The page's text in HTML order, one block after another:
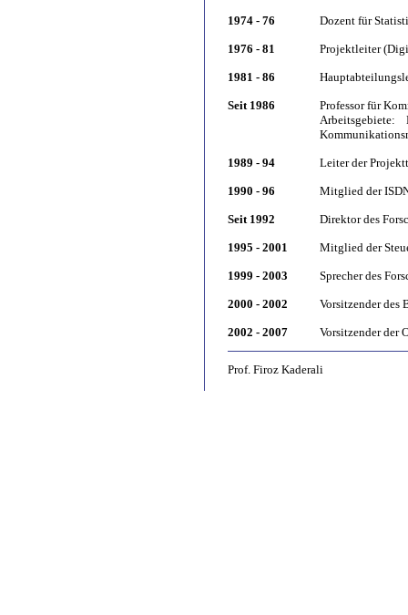
1974 - 76 Dozent für
1976 - 81 Projektleiter
1981 - 86
Seit 1986
Professor für
1989 - 94 Leiter der
1990 - 96 Mitglied der
Seit 1992 Direktor des
1995 - 2001 Mitglied der
1999 - 2003 Sprecher des
2000 - 2002 Vorsitzender des
2002 - 2007 Vorsitzender der
Prof. Firoz Kaderali